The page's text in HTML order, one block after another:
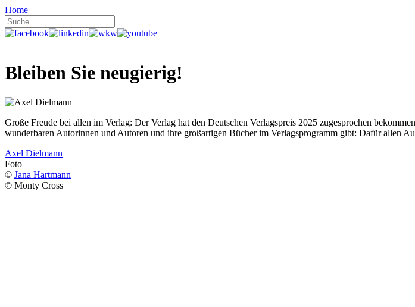
Home
Bleiben Sie neugierig!
Große Freude bei allen im Verlag: Der Verlag hat den Deutschen Verlagspreis 2025 zugesprochen
wunderbaren Autorinnen und Autoren und ihre großartigen Bücher im Verlagsprogramm gibt: Dafür allen
Axel Dielmann
Foto
© Jana Hartmann
© Monty Cross